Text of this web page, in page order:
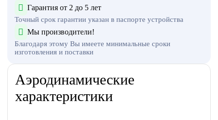
Гарантия от 2 до 5 лет
Точный срок гарантии указан в паспорте устройства
Мы производители!
Благодаря этому Вы имеете минимальные сроки
изготовления и поставки
Аэродинамические
характеристики